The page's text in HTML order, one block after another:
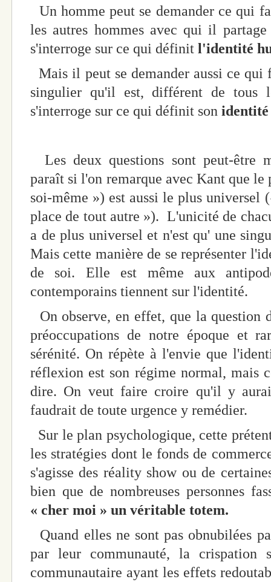
Un homme peut se demander ce qui
les autres hommes avec qui il
s'interroge sur ce qui définit l'identité
Mais il peut se demander aussi ce
singulier qu'il est, différent de tous
s'interroge sur ce qui définit son identité
Les deux questions sont peut-être
paraît si l'on remarque avec Kant que le
soi-même ») est aussi le plus universel
place de tout autre »). L'unicité de
a de plus universel et n'est qu' une
Mais cette manière de se représenter
de soi. Elle est même aux
contemporains tiennent sur l'identité.
On observe, en effet, que la question
préoccupations de notre époque et
sérénité. On répète à l'envie que
réflexion est son régime normal, mais
dire. On veut faire croire qu'il y
faudrait de toute urgence y remédier.
Sur le plan psychologique, cette
les stratégies dont le fonds de
s'agisse des réality show ou de
bien que de nombreuses personnes
« cher moi » un véritable totem.
Quand elles ne sont pas obnubilées
par leur communauté, la crispation
communautaire ayant les effets